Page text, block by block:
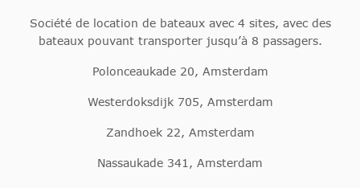
Société de location de bateaux avec 4 sites, avec des
bateaux pouvant transporter jusqu’à 8 passagers.
Polonceaukade 20, Amsterdam
Westerdoksdijk 705, Amsterdam
Zandhoek 22, Amsterdam
Nassaukade 341, Amsterdam